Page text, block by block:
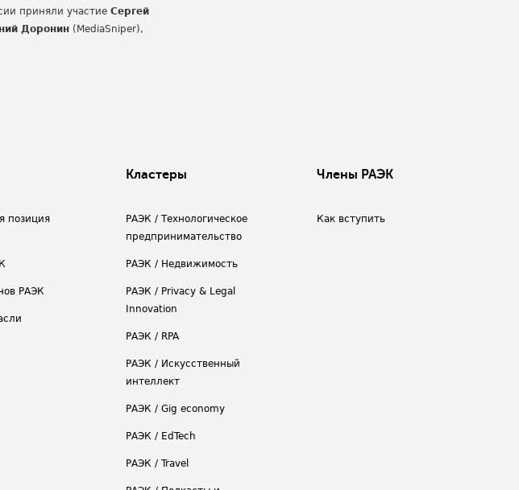
приняли участие Сергей
Доронин (MediaSniper),
позиция
РАЭК
Кластеры
РАЭК / Технологическое
предпринимательство
РАЭК / Недвижимость
РАЭК / Privacy & Legal
Innovation
РАЭК / RPA
РАЭК / Искусственный
интеллект
РАЭК / Gig economy
РАЭК / EdTech
РАЭК / Travel
Члены РАЭК
Как вступить